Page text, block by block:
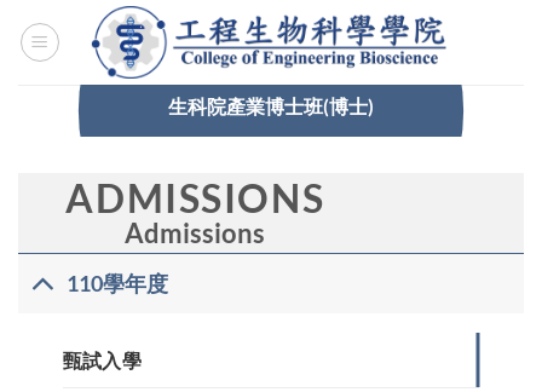
生科院產業博士班(博士)
ADMISSIONS
FOR
DOMESTIC
Admissions
110學年度
甄試入學